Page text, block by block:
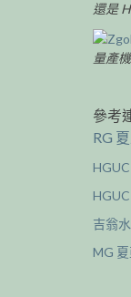
還是
量產
參考
RG
HGUC
吉翁
MG